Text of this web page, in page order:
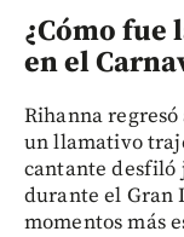
¿Cómo fue
en el
Rihanna
un llamativo
cantante desfiló
durante el Gran
momentos más